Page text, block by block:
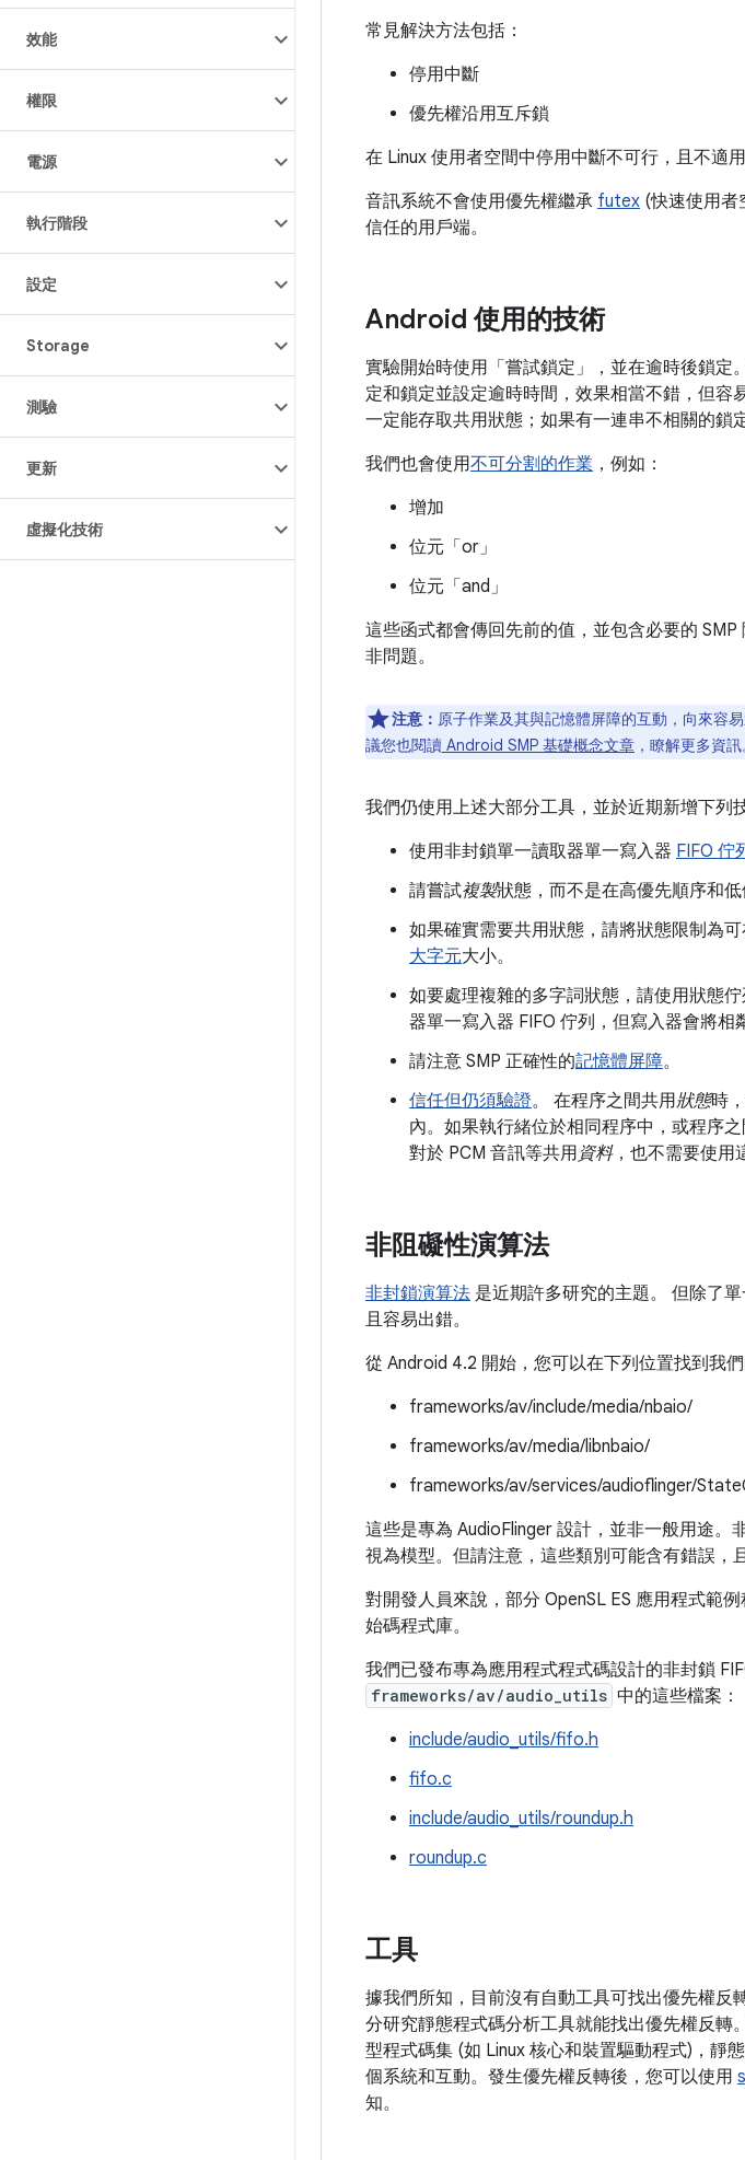
效能
權限
電源
執行階段
設定
Storage
測驗
更新
虛擬化技術
常見解決方法包括：
停用中斷
優先權沿用互斥鎖
在 Linux 使用者空間中停用中斷不可行，且不適
音訊系統不會使用優先權繼承 futex (快速使用者
信任的用戶端。
Android 使用的技術
實驗開始時使用「嘗試鎖定」，並在逾時後鎖定
定和鎖定並設定逾時時間，效果相當不錯，但
一定能存取共用狀態；如果有一連串不相關的鎖
我們也會使用不可分割的作業 ，例如：
增加
位元「or」
位元「and」
這些函式都會傳回先前的值，並包含必要的
非問題。
注意： 原子作業及其與記憶體屏障的互動，向來容
議您也閱讀 Android SMP 基礎概念文章 ，瞭解更多資訊
我們仍使用上述大部分工具，並於近期新增下列
使用非封鎖單一讀取器單一寫入器 FIFO 佇
請嘗試複製狀態，而不是在高優先順序和
如果確實需要共用狀態，請將狀態限制為
大字元大小。
如要處理複雜的多字詞狀態，請使用狀態
器單一寫入器 FIFO 佇列，但寫入器會將相
請注意 SMP 正確性的記憶體屏障。
信任但仍須驗證。 在程序之間共用狀態時
內。如果執行緒位於相同程序中，或程序
對於 PCM 音訊等共用 資料，也不需要使用
非阻礙性演算法
非封鎖演算法 是近期許多研究的主題。 但除了
且容易出錯。
從 Android 4.2 開始，您可以在下列位置找到我
frameworks/av/include/media/nbaio/
frameworks/av/media/libnbaio/
frameworks/av/services/audioflinger/
這些是專為 AudioFlinger 設計，並非一般用途
視為模型。但請注意，這些類別可能含有錯誤，
對開發人員來說，部分 OpenSL ES 應用程式範
始碼程式庫。
我們已發布專為應用程式程式碼設計的非封鎖
frameworks/av/audio_utils 中的這些檔案：
include/audio_utils/fifo.h
fifo.c
include/audio_utils/roundup.h
roundup.c
工具
據我們所知，目前沒有自動工具可找出優先權反
分研究靜態程式碼分析工具就能找出優先權反轉
型程式碼集 (如 Linux 核心和裝置驅動程式)，靜
個系統和互動。發生優先權反轉後，您可以使用
知。